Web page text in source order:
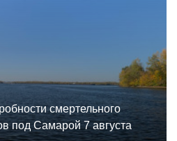
смертельного
под Самарой 7 августа